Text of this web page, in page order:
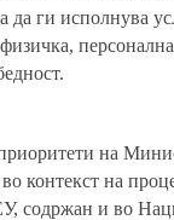
ги исполнува
на
контекст на
содржан и во